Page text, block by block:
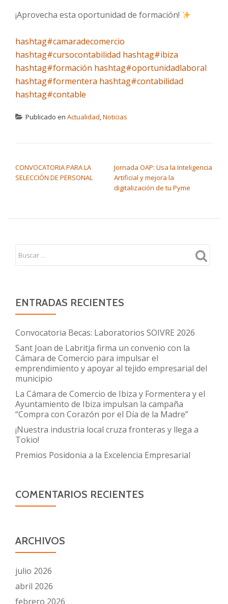
¡Aprovecha esta oportunidad de formación!
hashtag#camaradecomercio
hashtag#cursocontabilidad hashtag#ibiza
hashtag#formación hashtag#oportunidadlaboral
hashtag#formentera hashtag#contabilidad
hashtag#contable
Publicado en Actualidad,Noticias
CONVOCATORIA PARA LA
SELECCIÓN DE PERSONAL
Jornada OAP: Usa la Inteligencia
Artificial y mejora la
digitalización de tu Pyme
ENTRADAS RECIENTES
Convocatoria Becas: Laboratorios SOIVRE 2026
Sant Joan de Labritja firma un convenio con la
Cámara de Comercio para impulsar el
emprendimiento y apoyar al tejido empresarial del
municipio
La Cámara de Comercio de Ibiza y Formentera y el
Ayuntamiento de Ibiza impulsan la campaña
“Compra con Corazón por el Día de la Madre”
¡Nuestra industria local cruza fronteras y llega a
Tokio!
Premios Posidonia a la Excelencia Empresarial
COMENTARIOS RECIENTES
ARCHIVOS
julio 2026
abril 2026
febrero 2026